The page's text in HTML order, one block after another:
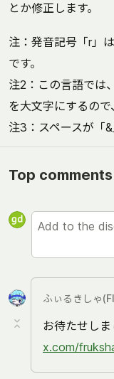
とか修正します。
注：発音記号「r」
です。
注2：この言語では
を大文字にするので
注3：スペースが「
Top comments
ふぃるきしゃ
お待たせし
x.com/